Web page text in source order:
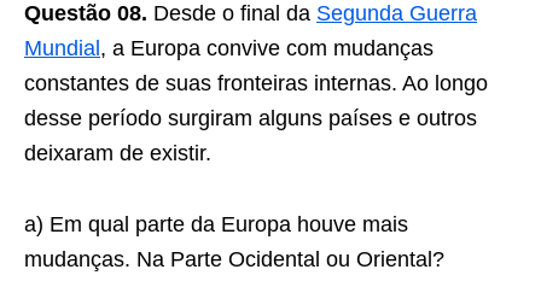
Questão 08. Desde o final da Segunda Guerra
Mundial , a Europa convive com mudanças
constantes de suas fronteiras internas. Ao longo
desse período surgiram alguns países e outros
deixaram de existir.
a) Em qual parte da Europa houve mais
mudanças. Na Parte Ocidental ou Oriental?